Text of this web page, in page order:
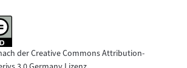
der Creative Commons Attribution-